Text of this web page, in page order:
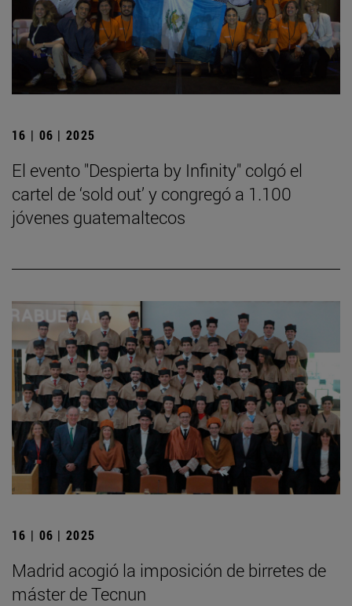
16 | 06 | 2025
El evento "Despierta by Infinity" colgó el
cartel de ‘sold out’ y congregó a 1.100
jóvenes guatemaltecos
16 | 06 | 2025
Madrid acogió la imposición de birretes de
máster de Tecnun